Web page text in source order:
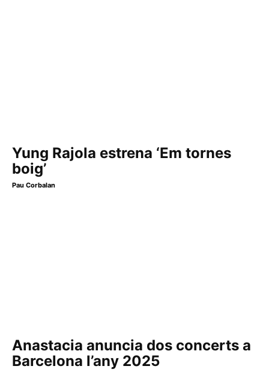
Yung Rajola estrena ‘Em tornes
boig’
Pau Corbalan
Anastacia anuncia dos concerts a
Barcelona l’any 2025